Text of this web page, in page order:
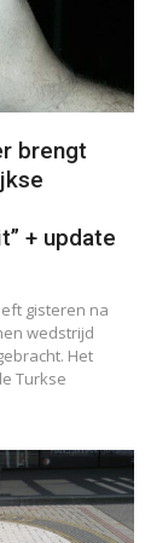
brengt
+ update
gisteren na
wedstrijd
Het
Turkse